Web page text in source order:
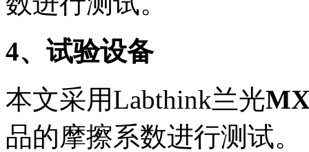
4、试验设备
本文采用Labthink兰光
品的摩擦系数进行测试。